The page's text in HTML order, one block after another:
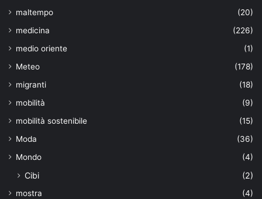
maltempo
(20)
medicina
(226)
medio oriente
(1)
Meteo
(178)
migranti
(18)
mobilità
(9)
mobilità sostenibile
(15)
Moda
(36)
Mondo
(4)
Cibi (2)
mostra
(4)